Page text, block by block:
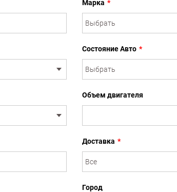
Марка *
Состояние Авто *
Объем двигателя
Доставка *
Город